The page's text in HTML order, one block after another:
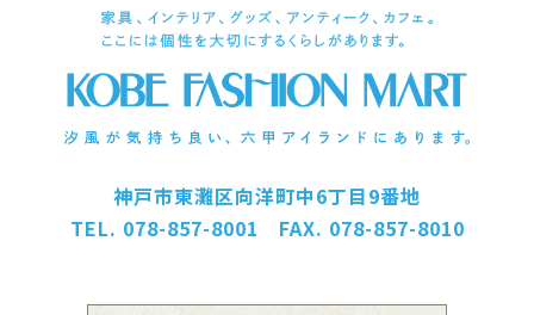
神戸市東灘区向洋町中6丁目9番地
TEL. 078-857-8001 FAX. 078-857-8010